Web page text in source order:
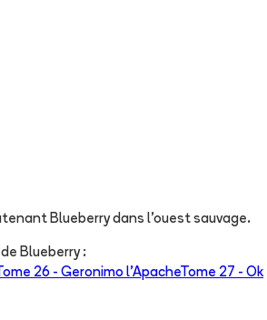
Blueberry dans l'ouest sauvage.
Blueberry:
26 - Geronimo l'ApacheTome 27 - Ok